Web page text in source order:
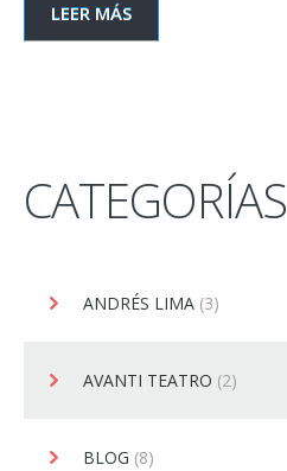
LEER MÁS
CATEGORÍAS
ANDRÉS LIMA (3)
AVANTI TEATRO (2)
BLOG (8)